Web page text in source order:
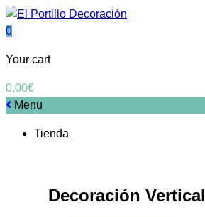
0
Your cart
0,00€
Menu
Tienda
Decoración Vertical